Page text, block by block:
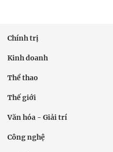
Chính trị
Kinh doanh
Thể thao
Thế giới
Văn hóa - Giải trí
Công nghệ